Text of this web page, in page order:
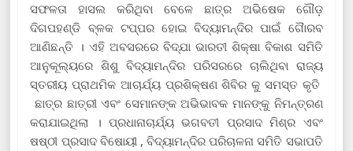
ସଫଳତା ହାସଲ କରିଥିବା ବେଳେ ଛାତ୍ର ଅଭିଷେକ ଗୌଡ଼
ଦିଗପହଣ୍ଡି ବ୍ଳକ ଟପ୍ପର ହୋଇ ବିଦ୍ୟାମନ୍ଦିର ପାଇଁ ଗୈାରବ
ଆଣିଛନ୍ତି । ଏହି ଅବସରରେ ବିଦ୍ଯା ଭାରତୀ ଶିକ୍ଷା ବିକାଶ ସମିତି
ଆନୁକୂଲ୍ୟରେ ଶିଶୁ ବିଦ୍ୟାମନ୍ଦିର ପରିସରରେ ଚାଲିଥିବା ରାଜ୍ୟ
ସ୍ତରୀୟ ପ୍ରାଥମିକ ଆଚାର୍ଯ୍ୟ ପ୍ରଶିକ୍ଷଣ ଶିବିର କୁ ସମସ୍ତ କୃତି
ଛାତ୍ର ଛାତ୍ରୀ ଏବଂ ସେମାନଙ୍କ ଅଭିଭାବକ ମାନଙ୍କୁ ନିମନ୍ତ୍ରଣ
କରାଯାଇଥିଲା । ପ୍ରଧାନାଚାର୍ଯ୍ୟ ଭଗବତୀ ପ୍ରସାଦ ମିଶ୍ର ଏବଂ
ଷଷ୍ଠୀ ପ୍ରସାଦ ବିଷୋୟୀ , ବିଦ୍ୟାମନ୍ଦିର ପରିଚାଳନା ସମିତି ସଭାପତି